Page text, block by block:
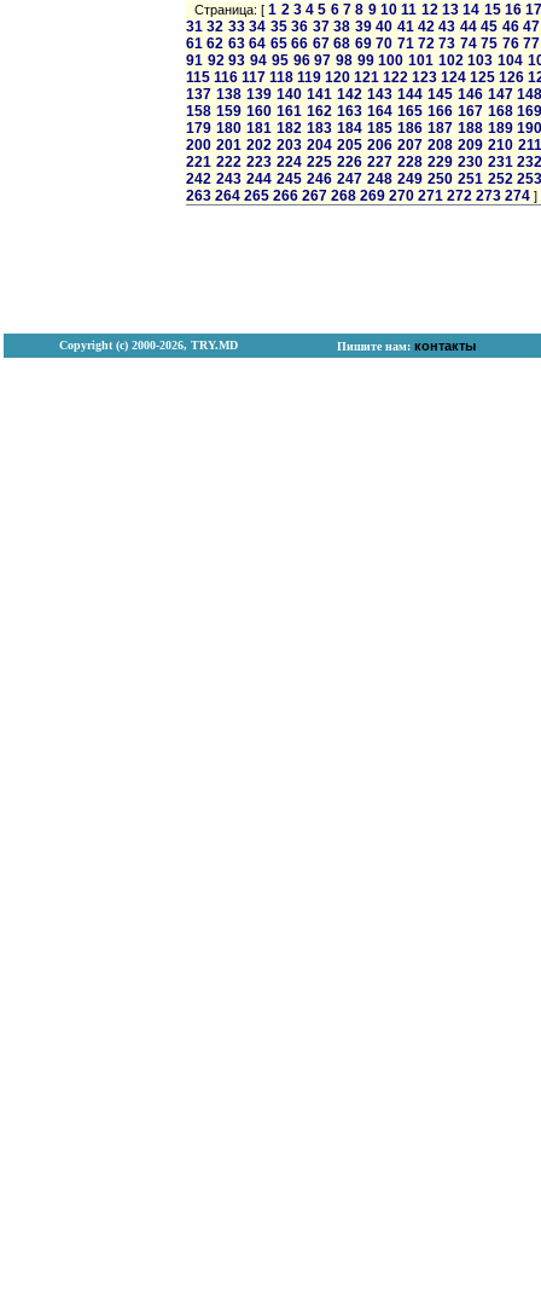
Страница: [1 2 3 4 5 6 7 8 9 10 11 12 13 14 15 16
31 32 33 34 35 36 37 38 39 40 41 42 43 44 45 46 47
61 62 63 64 65 66 67 68 69 70 71 72 73 74 75 76 77
91 92 93 94 95 96 97 98 99 100 101 102 103 104
115 116 117 118 119 120 121 122 123 124 125 126
137 138 139 140 141 142 143 144 145 146 147
158 159 160 161 162 163 164 165 166 167 168
179 180 181 182 183 184 185 186 187 188 189
200 201 202 203 204 205 206 207 208 209 210 211
221 222 223 224 225 226 227 228 229 230 231
242 243 244 245 246 247 248 249 250 251 252
263 264 265 266 267 268 269 270 271 272 273 274 ]
Copyright (с) 2000-2026, TRY.MD Пишите нам: контакты